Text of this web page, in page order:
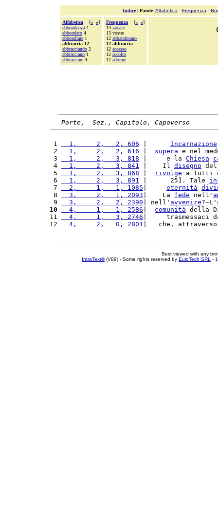
Indice| Parole: Alfabetica - Frequenza -
Alfabetica [« »]
abbondanza 4
abbondato 4
abbondiate 1
abbraccia 12
abbracciando 2
abbracciano 1
abbracciare 4
Frequenza [« »]
13 vocale
13 vostre
12 abbandonato
12 abbraccia
12 accesso
12 accolto
12 adorare
Parte,  Sez., Capitolo, Capoverso
1
  1,     2,   2, 606
Incarnazione
2
  1,     2,   2, 616
supera e nel
3
  1,     2,   3, 818
|     e la Chiesa
4
  1,     2,   3, 841
|    Il disegno
5
  1,     2,   3, 868
rivolge a tutti
6
  1,     2,   3, 891
|      25]. Tale
7
  2,     1,   1, 1085
eternità
8
  3,     2,   1, 2093
|    La fede nell'
9
  3,     2,   2, 2390
| nell' avvenire?~L'
10
  4,     1,   1, 2586
comunità della
11
  4,     1,   3, 2746
|     trasmessaci
12
  4,     2,   0, 2801
|   che,
Best viewed with any
IntraText®(V89) - Some rights reserved by EuloTech SRL -